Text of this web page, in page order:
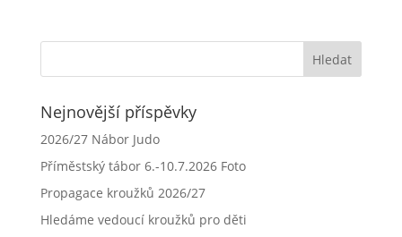
Nejnovější příspěvky
2026/27 Nábor Judo
Příměstský tábor 6.-10.7.2026 Foto
Propagace kroužků 2026/27
Hledáme vedoucí kroužků pro děti